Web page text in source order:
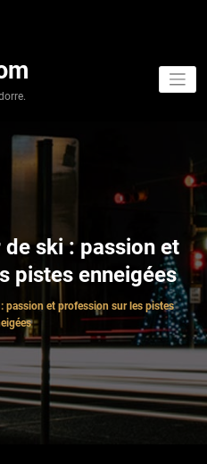
ski : passion et
pistes enneigées
passion et profession sur les pistes